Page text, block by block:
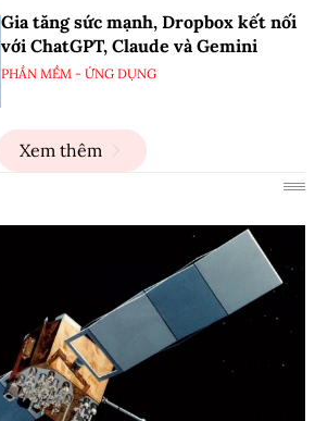
Gia tăng sức mạnh, Dropbox kết nối
với ChatGPT, Claude và Gemini
PHẦN MỀM - ỨNG DỤNG
Xem thêm